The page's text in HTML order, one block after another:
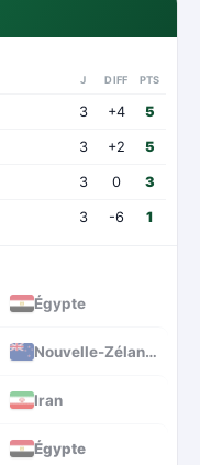
J DIFF PTS
3 +4 5
3 +2 5
3 0 3
3 -6 1
Égypte
Nouvelle-Zélande
Iran
Égypte